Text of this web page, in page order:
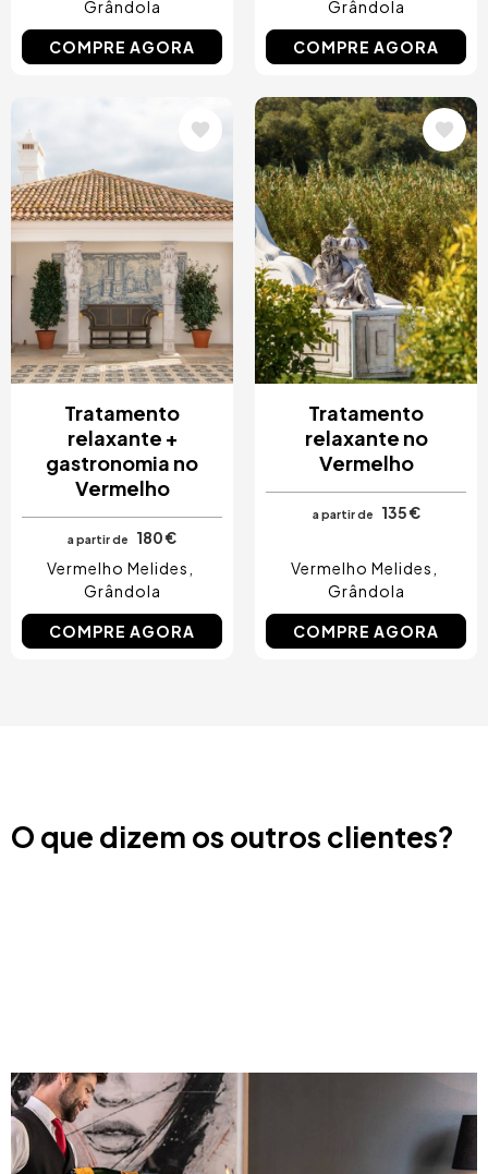
Grândola
COMPRE AGORA
Grândola
COMPRE AGORA
Imagem
Tratamento
relaxante +
gastronomia no
Vermelho
a partir de
180 €
Vermelho Melides
Grândola
COMPRE AGORA
Imagem
Tratamento
relaxante no
Vermelho
a partir de 135 €
Vermelho Melides
Grândola
COMPRE AGORA
O que dizem os outros clientes?